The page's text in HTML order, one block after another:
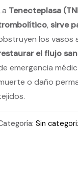
Tenecteplasa
,sirve
los vasos
el flujo
emergencia
o daño
Sin